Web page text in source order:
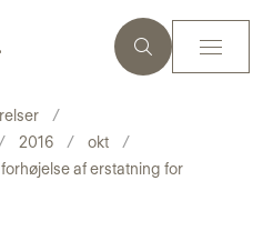
2016
okt
af erstatning for